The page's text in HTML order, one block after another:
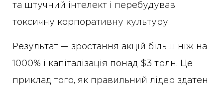
та штучний інтелект і перебудував
токсичну корпоративну культуру.
Результат — зростання акцій більш ніж на
1000% і капіталізація понад $3 трлн. Це
приклад того, як правильний лідер здатен